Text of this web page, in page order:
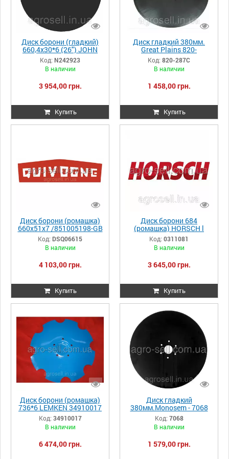
Диск борони (гладкий)
660,4x30*6 (26") JOHN
DEERE (26''x0.256'')
N242923
Код: N242923
В наличии
3 954,00 грн.
Купить
Диск гладкий 380мм.
Great Plains 820-
287C/404-121S - голий
Код: 820-287C
В наличии
1 458,00 грн.
Купить
Диск борони (ромашка)
660x51x7 /851005198-GB
QUIVOGNE
DSQ06615/DSQ06630
Код: DSQ06615
В наличии
4 103,00 грн.
Купить
Диск борони 684
(ромашка) HORSCH l
00311081
Код: 0311081
В наличии
3 645,00 грн.
Купить
Диск борони (ромашка)
736*6 LEMKEN 34910017
Код: 34910017
В наличии
6 474,00 грн.
Диск гладкий
380мм.Monosem - 7068
Код: 7068
В наличии
1 579,00 грн.